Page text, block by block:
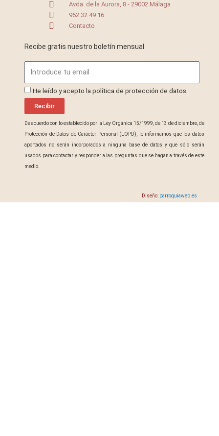
Avda. de la Aurora, 8 - 29002 Málaga
952 32 49 16
Contacto
Recibe gratis nuestro boletín mensual
ProteccionDatos
He leído y acepto la política de protección de datos.
Recibir
De acuerdo con lo establecido por la Ley Orgánica 15/1999, de 13 de diciembre, de
Protección de Datos de Carácter Personal (LOPD), le informamos que los datos
aportados no serán incorporados a ninguna base de datos y que sólo serán
usados para contactar y responder a las preguntas que se hagan a través de este
medio.
Diseño: parroquiaweb.es